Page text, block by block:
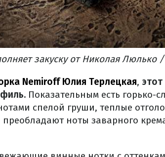
закуску от Николая Люлько
Nemiroff Юлия Терлецкая, этот
Показательным есть горько-
спелой груши, теплые
преобладают ноты заварного